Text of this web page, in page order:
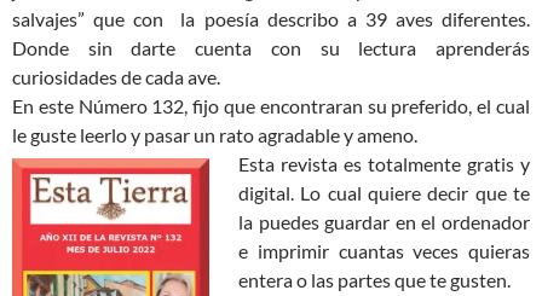
salvajes” que con la poesía describo a 39 aves diferentes.
Donde sin darte cuenta con su lectura aprenderás
curiosidades de cada ave.
En este Número 132, fijo que encontraran su preferido, el cual
le guste leerlo y pasar un rato agradable y ameno.
Esta revista es totalmente gratis y
digital. Lo cual quiere decir que te
la puedes guardar en el ordenador
e imprimir cuantas veces quieras
entera o las partes que te gusten.